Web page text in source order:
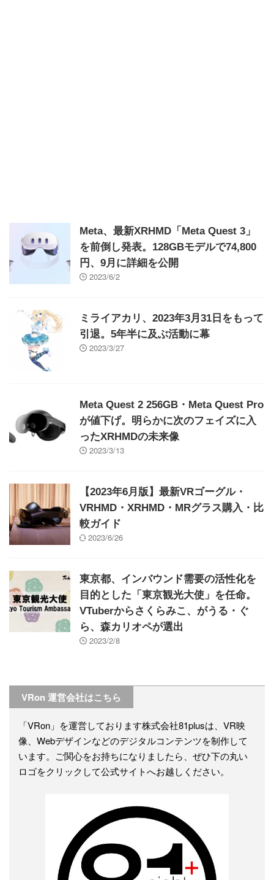
Meta、最新XRHMD「Meta Quest 3」
を前倒し発表。128GBモデルで74,800
円、9月に詳細を公開
2023/6/2
ミライアカリ、2023年3月31日をもって
引退。5年半に及ぶ活動に幕
2023/3/27
Meta Quest 2 256GB・Meta Quest Pro
が値下げ。明らかに次のフェイズに入
ったXRHMDの未来像
2023/3/13
【2023年6月版】最新VRゴーグル・
VRHMD・XRHMD・MRグラス購入・比
較ガイド
2023/6/26
東京都、インバウンド需要の活性化を
目的とした「東京観光大使」を任命。
VTuberからさくらみこ、がうる・ぐ
ら、森カリオペが選出
2023/2/8
VRon 運営会社はこちら
「VRon」を運営しております株式会社81plusは、VR映
像、Webデザインなどのデジタルコンテンツを制作して
います。ご関心をお持ちになりましたら、ぜひ下の丸い
ロゴをクリックして公式サイトへお越しください。